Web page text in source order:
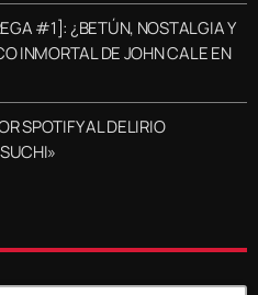
#1]: ¿BETÚN, NOSTALGIA Y
INMORTAL DE JOHN CALE EN
SPOTIFY AL DELIRIO